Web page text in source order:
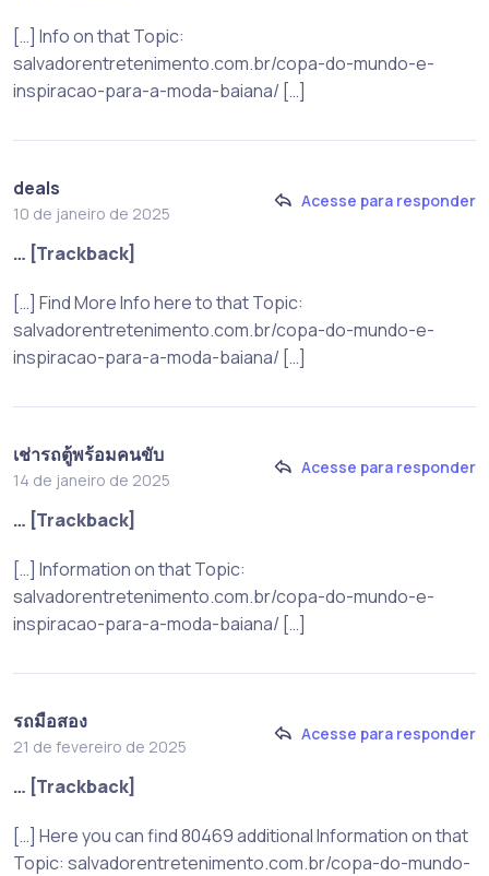
[…] Info on that Topic:
salvadorentretenimento.com.br/copa-do-mundo-e-
inspiracao-para-a-moda-baiana/ […]
deals
10 de janeiro de 2025
Acesse para responder
… [Trackback]
[…] Find More Info here to that Topic:
salvadorentretenimento.com.br/copa-do-mundo-e-
inspiracao-para-a-moda-baiana/ […]
เช่ารถตู้พร้อมคนขับ
14 de janeiro de 2025
Acesse para responder
… [Trackback]
[…] Information on that Topic:
salvadorentretenimento.com.br/copa-do-mundo-e-
inspiracao-para-a-moda-baiana/ […]
รถมือสอง
21 de fevereiro de 2025
Acesse para responder
… [Trackback]
[…] Here you can find 80469 additional Information on that
Topic: salvadorentretenimento.com.br/copa-do-mundo-